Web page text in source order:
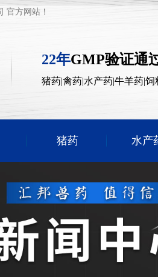
官方网站！
22年GMP验证通
猪药|禽药|水产药|牛羊药|饲
猪药 水产